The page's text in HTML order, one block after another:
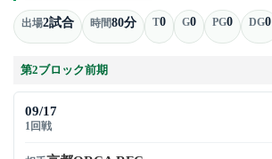
出場2試合 時間80分 T0 G0 PG0 DG0
第2ブロック前期
09/17
1回戦